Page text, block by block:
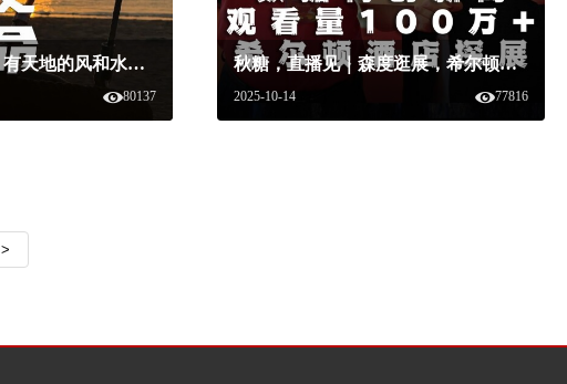
一瓶酒的记忆里，有天地的风和水，粮食的呼吸与土地的温度，以及酿酒人反复推敲的无数日夜。#白酒美学盛典 #白酒美学 #白酒 #白酒美学
80137
秋糖，直播见｜森度逛展，希尔顿酒店人气不减，直播数据破百万#森度#糖酒快讯#白酒美学盛典#世茂滨江希尔顿酒店
2025-10-14 77816
>